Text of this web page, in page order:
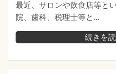
最近、サロンや飲食店等と
院、歯科、税理士等と...
続きを